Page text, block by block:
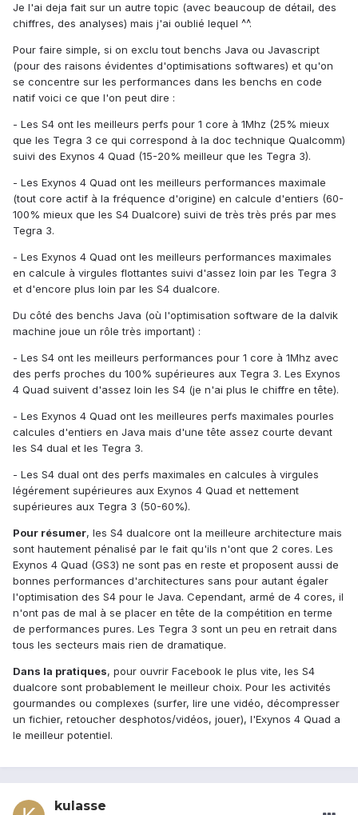
Je l'ai deja fait sur un autre topic (avec beaucoup de détail, des
chiffres, des analyses) mais j'ai oublié lequel ^^.
Pour faire simple, si on exclu tout benchs Java ou Javascript
(pour des raisons évidentes d'optimisations softwares) et qu'on
se concentre sur les performances dans les benchs en code
natif voici ce que l'on peut dire :
- Les S4 ont les meilleurs perfs pour 1 core à 1Mhz (25% mieux
que les Tegra 3 ce qui correspond à la doc technique Qualcomm)
suivi des Exynos 4 Quad (15-20% meilleur que les Tegra 3).
- Les Exynos 4 Quad ont les meilleurs performances maximale
(tout core actif à la fréquence d'origine) en calcule d'entiers (60-
100% mieux que les S4 Dualcore) suivi de très très prés par mes
Tegra 3.
- Les Exynos 4 Quad ont les meilleurs performances maximales
en calcule à virgules flottantes suivi d'assez loin par les Tegra 3
et d'encore plus loin par les S4 dualcore.
Du côté des benchs Java (où l'optimisation software de la dalvik
machine joue un rôle très important) :
- Les S4 ont les meilleurs performances pour 1 core à 1Mhz avec
des perfs proches du 100% supérieures aux Tegra 3. Les Exynos
4 Quad suivent d'assez loin les S4 (je n'ai plus le chiffre en tête).
- Les Exynos 4 Quad ont les meilleures perfs maximales pourles
calcules d'entiers en Java mais d'une tête assez courte devant
les S4 dual et les Tegra 3.
- Les S4 dual ont des perfs maximales en calcules à virgules
légérement supérieures aux Exynos 4 Quad et nettement
supérieures aux Tegra 3 (50-60%).
Pour résumer, les S4 dualcore ont la meilleure architecture mais
sont hautement pénalisé par le fait qu'ils n'ont que 2 cores. Les
Exynos 4 Quad (GS3) ne sont pas en reste et proposent aussi de
bonnes performances d'architectures sans pour autant égaler
l'optimisation des S4 pour le Java. Cependant, armé de 4 cores, il
n'ont pas de mal à se placer en tête de la compétition en terme
de performances pures. Les Tegra 3 sont un peu en retrait dans
tous les secteurs mais rien de dramatique.
Dans la pratiques, pour ouvrir Facebook le plus vite, les S4
dualcore sont probablement le meilleur choix. Pour les activités
gourmandes ou complexes (surfer, lire une vidéo, décompresser
un fichier, retoucher desphotos/vidéos, jouer), l'Exynos 4 Quad a
le meilleur potentiel.
kulasse